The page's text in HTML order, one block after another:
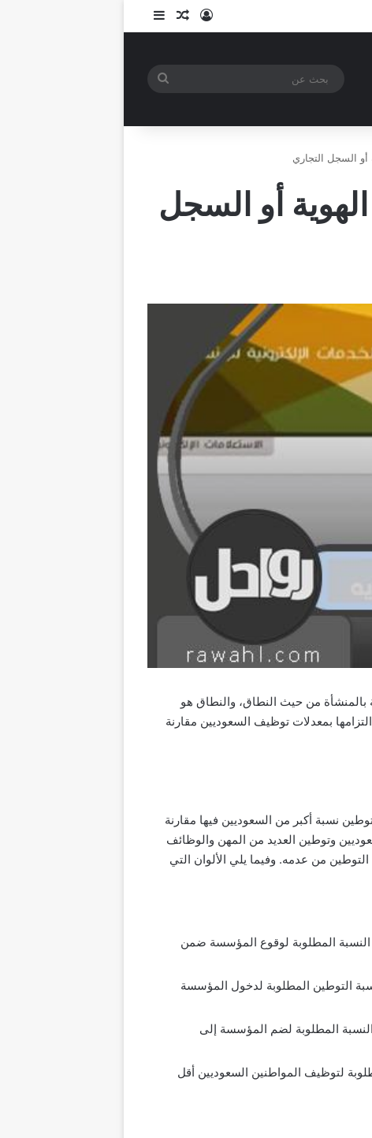
تسجيل الدخول
مقال عشوائي
إضافة عمود جانبي
بحث
أو السجل التجاري
أو السجل
بالمنشأة من حيث النطاق، والنطاق هو
بمعدلات توظيف السعوديين مقارنة
نسبة أكبر من السعوديين فيها مقارنة
وتوطين العديد من المهن والوظائف
من عدمه. وفيما يلي الألوان التي
النسبة المطلوبة لوقوع المؤسسة ضمن
التوطين المطلوبة لدخول المؤسسة
المطلوبة لضم المؤسسة إلى
لتوظيف المواطنين السعوديين أقل